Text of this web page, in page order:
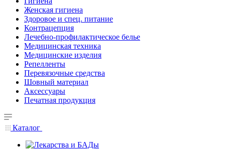
Женская гигиена
Здоровое и спец. питание
Контрацепция
Лечебно-профилактическое белье
Медицинская техника
Медицинские изделия
Репелленты
Перевязочные средства
Шовный материал
Аксессуары
Печатная продукция
Каталог